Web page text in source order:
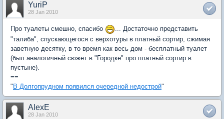
YuriP
28 Jan 2010
Про туалеты смешно, спасибо
... Достаточно представить
"талиба", спускающегося с верхотуры в платный сортир, сжимая
заветную десятку, в то время как весь дом - бесплатный туалет
(был аналогичный сюжет в "Городке" про платный сортир в
пустыне).
==
" В Долгопрудном появился очередной недострой"
AlexE
28 Jan 2010